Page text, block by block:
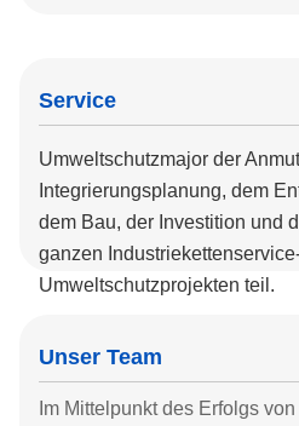
Service
Umweltschutzmajor der
Integrierungsplanung, dem
dem Bau, der Investition und
ganzen
Umweltschutzprojekten teil.
Unser Team
Im Mittelpunkt des Erfolgs